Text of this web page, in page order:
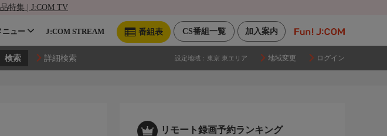
特集 | J:COM TV
加入案内
CS番組一覧
番組表
ニュー J:COM STREAM
詳細検索 設定地域： 東京 東エリア 地域変更 ログイン
リモート録画予約ランキング